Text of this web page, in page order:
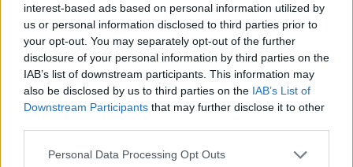
interest-based ads based on personal information utilized by
us or personal information disclosed to third parties prior to
your opt-out. You may separately opt-out of the further
disclosure of your personal information by third parties on the
IAB’s list of downstream participants. This information may
also be disclosed by us to third parties on the IAB’s List of
Downstream Participants that may further disclose it to other
Please note that this website/app uses one or more Google
Personal Data Processing Opt Outs
Δέσποινα εί Μείζων
των Αγίων 181-190 –
Γράφει ο Ευστάθιος
Λαμπριανίδης
8 Αυγούστου 2026, 3:30 μμ
Η μουσικοθεατρική
παράσταση «ΑΗ
ΛΑΟΣ» – Ένα σκηνικό
ρέκβιεμ για την ήττα
ενός λαού, έρχεται
στην Ποντοκώμη την
Κυριακή 9/8
8 Αυγούστου 2026, 3:02 μμ